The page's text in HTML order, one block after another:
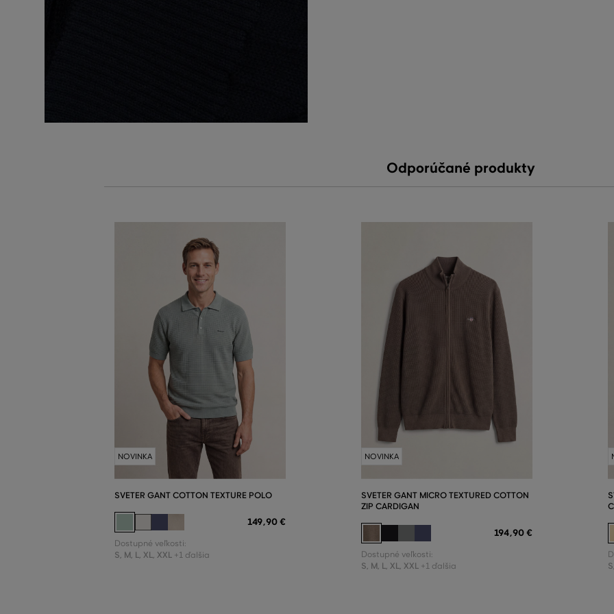
Odporúčané produkty
NOVINKA
SVETER GANT COTTON TEXTURE POLO
149,90 €
Dostupné veľkosti:
S M L XL XXL +1 ďalšia
NOVINKA
SVETER GANT MICRO TEXTURED COTTON
ZIP CARDIGAN
194,90 €
Dostupné veľkosti:
S M L XL XXL +1 ďalšia S